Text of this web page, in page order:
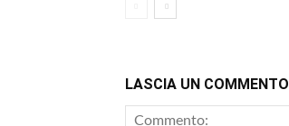
LASCIA UN COMMENTO